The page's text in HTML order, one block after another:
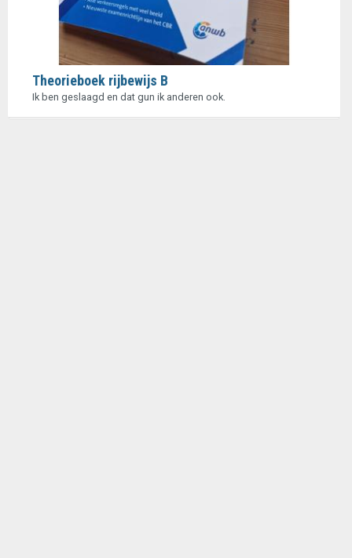
Theorieboek rijbewijs B
Ik ben geslaagd en dat gun ik anderen ook.